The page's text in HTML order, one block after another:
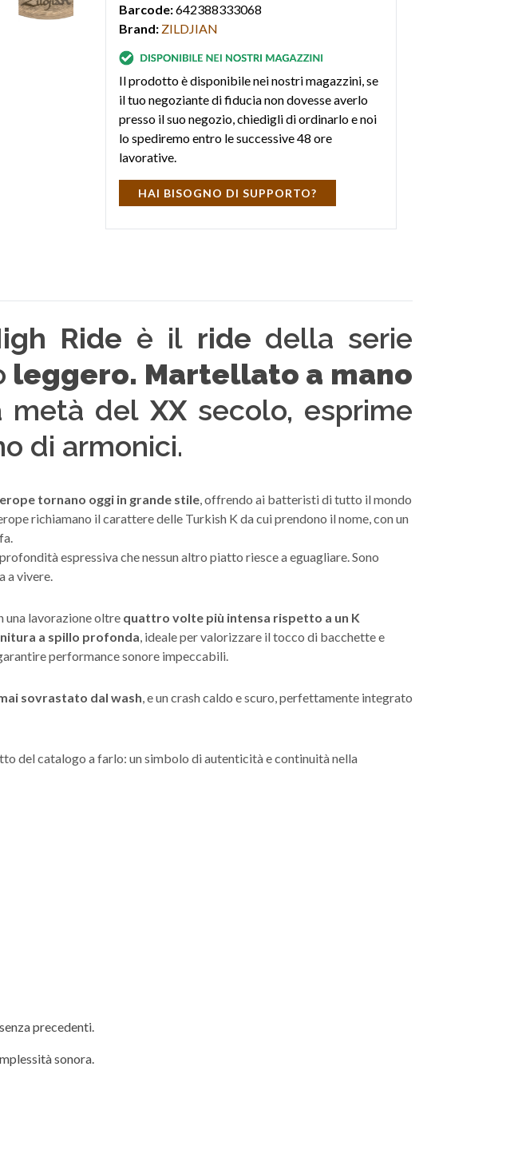
Barcode:642388333068
Brand: ZILDJIAN
Il prodotto è disponibile nei nostri magazzini, se
il tuo negoziante di fiducia non dovesse averlo
presso il suo negozio, chiedigli di ordinarlo e noi
lo spediremo entro le successive 48 ore
lavorative.
HAI BISOGNO DI SUPPORTO?
Ride è il ride della serie
leggero. Martellato a mano
metà del XXsecolo, esprime
di armonici.
tornano oggi in grande stile, offrendo ai batteristi di tutto il mondo
richiamano il carattere delle Turkish K da cui prendono il nome, con un
espressiva che nessun altro piatto riesce a eguagliare. Sono
a vivere.
una lavorazione oltre quattro volte più intensa rispetto a un K
a spillo profonda, ideale per valorizzare il tocco di bacchette e
performance sonore impeccabili.
sovrastato dal wash, e un crash caldo e scuro, perfettamente integrato
del catalogo a farlo: un simbolo di autenticità e continuità nella
precedenti.
sonora.